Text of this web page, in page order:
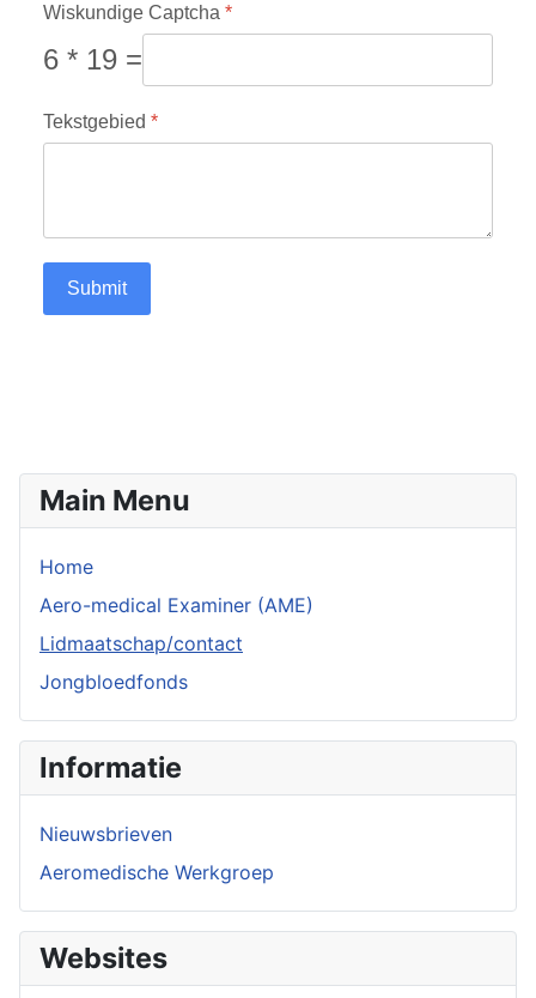
Wiskundige Captcha *
6 * 19 =
Tekstgebied *
Submit
Main Menu
Home
Aero-medical Examiner (AME)
Lidmaatschap/contact
Jongbloedfonds
Informatie
Nieuwsbrieven
Aeromedische Werkgroep
Websites